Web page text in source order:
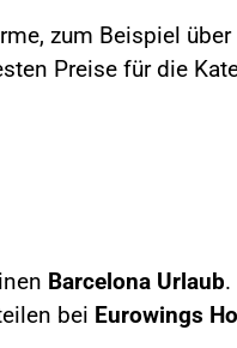
zum Beispiel über
Preise für die
Barcelona Urlaub.
bei Eurowings